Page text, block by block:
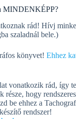
MINDENKÉPP?
rád! Hívj
szaladnál bele.)
könyvet! Ehhez
vonatkozik rád, így
hogy
be ehhez a
rendszer!